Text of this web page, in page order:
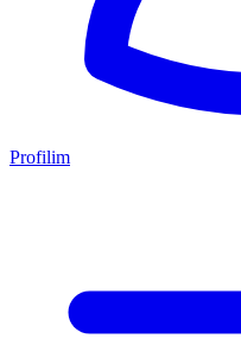
Profilim